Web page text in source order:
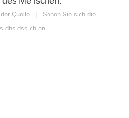
Quelle | Sehen Sie sich die
dhs-dss.ch an